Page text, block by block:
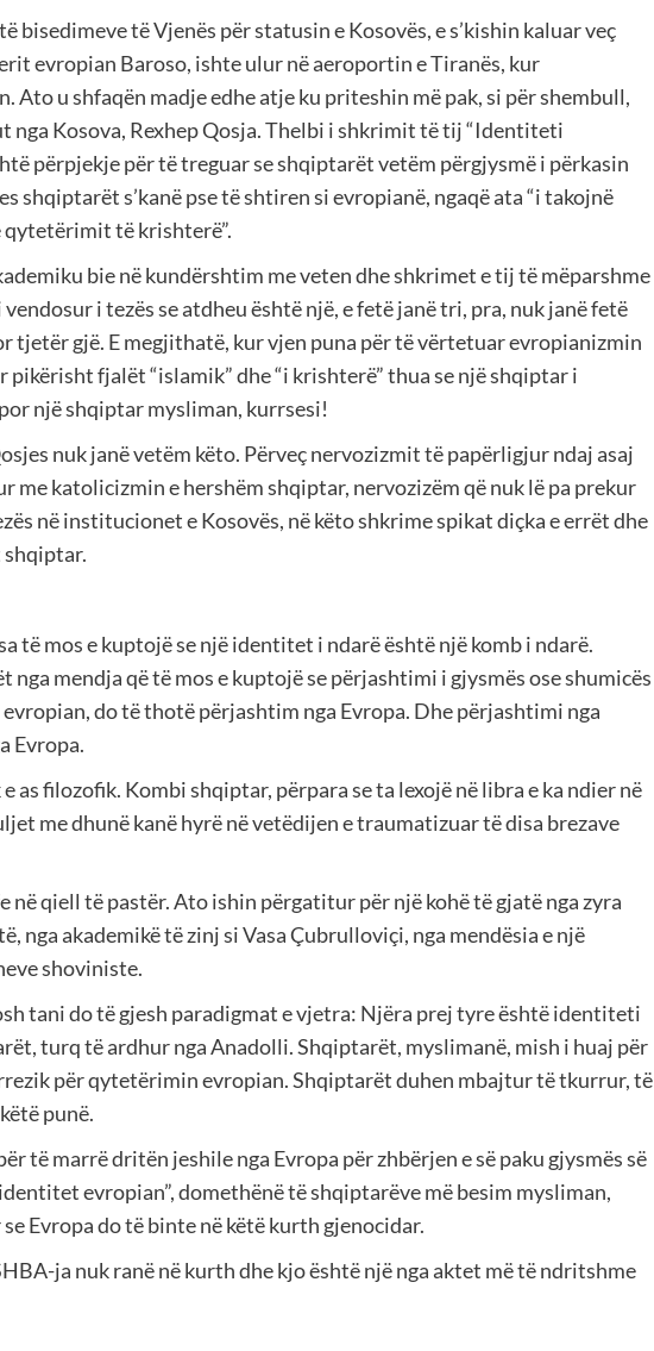
bisedimeve të Vjenës për statusin e Kosovës, e s’kishin kaluar veç
evropian Baroso, ishte ulur në aeroportin e Tiranës, kur
Ato u shfaqën madje edhe atje ku priteshin më pak, si për shembull,
nga Kosova, Rexhep Qosja. Thelbi i shkrimit të tij “Identiteti
përpjekje për të treguar se shqiptarët vetëm përgjysmë i përkasin
shqiptarët s’kanë pse të shtiren si evropianë, ngaqë ata “i takojnë
të krishterë”.
bie në kundërshtim me veten dhe shkrimet e tij të mëparshme
i tezës se atdheu është një, e fetë janë tri, pra, nuk janë fetë
tjetër gjë. E megjithatë, kur vjen puna për të vërtetuar evropianizmin
fjalët “islamik” dhe “i krishterë” thua se një shqiptar i
një shqiptar mysliman, kurrsesi!
nuk janë vetëm këto. Përveç nervozizmit të papërligjur ndaj asaj
me katolicizmin e hershëm shqiptar, nervozizëm që nuk lë pa prekur
në institucionet e Kosovës, në këto shkrime spikat diçka e errët dhe
të mos e kuptojë se një identitet i ndarë është një komb i ndarë.
nga mendja që të mos e kuptojë se përjashtimi i gjysmës ose shumicës
do të thotë përjashtim nga Evropa. Dhe përjashtimi nga
Evropa.
as filozofik. Kombi shqiptar, përpara se ta lexojë në libra e ka ndier në
me dhunë kanë hyrë në vetëdijen e traumatizuar të disa brezave
në qiell të pastër. Ato ishin përgatitur për një kohë të gjatë nga zyra
nga akademikë të zinj si Vasa Çubrulloviçi, nga mendësia e një
shoviniste.
tani do të gjesh paradigmat e vjetra: Njëra prej tyre është identiteti
turq të ardhur nga Anadolli. Shqiptarët, myslimanë, mish i huaj për
për qytetërimin evropian. Shqiptarët duhen mbajtur të tkurrur, të
punë.
të marrë dritën jeshile nga Evropa për zhbërjen e së paku gjysmës së
evropian”, domethënë të shqiptarëve më besim mysliman,
Evropa do të binte në këtë kurth gjenocidar.
ja nuk ranë në kurth dhe kjo është një nga aktet më të ndritshme